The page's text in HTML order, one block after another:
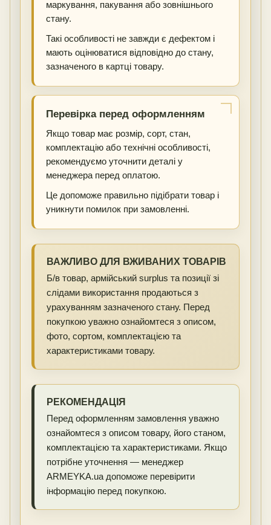
маркування, пакування або зовнішнього
стану.
Такі особливості не завжди є дефектом і
мають оцінюватися відповідно до стану,
зазначеного в картці товару.
Перевірка перед оформленням
Якщо товар має розмір, сорт, стан,
комплектацію або технічні особливості,
рекомендуємо уточнити деталі у
менеджера перед оплатою.
Це допоможе правильно підібрати товар і
уникнути помилок при замовленні.
ВАЖЛИВО ДЛЯ ВЖИВАНИХ ТОВАРІВ
Б/в товар, армійський surplus та позиції зі
слідами використання продаються з
урахуванням зазначеного стану. Перед
покупкою уважно ознайомтеся з описом,
фото, сортом, комплектацією та
характеристиками товару.
РЕКОМЕНДАЦІЯ
Перед оформленням замовлення уважно
ознайомтеся з описом товару, його станом,
комплектацією та характеристиками. Якщо
потрібне уточнення — менеджер
ARMEYKA.ua допоможе перевірити
інформацію перед покупкою.